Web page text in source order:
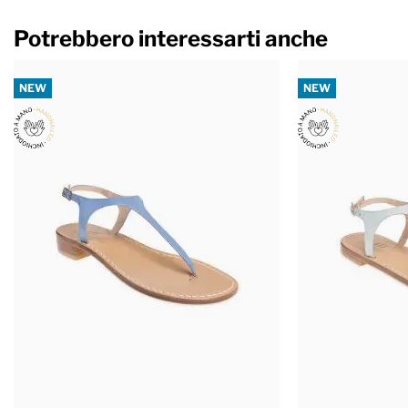
Potrebbero interessarti anche
NEW NEW